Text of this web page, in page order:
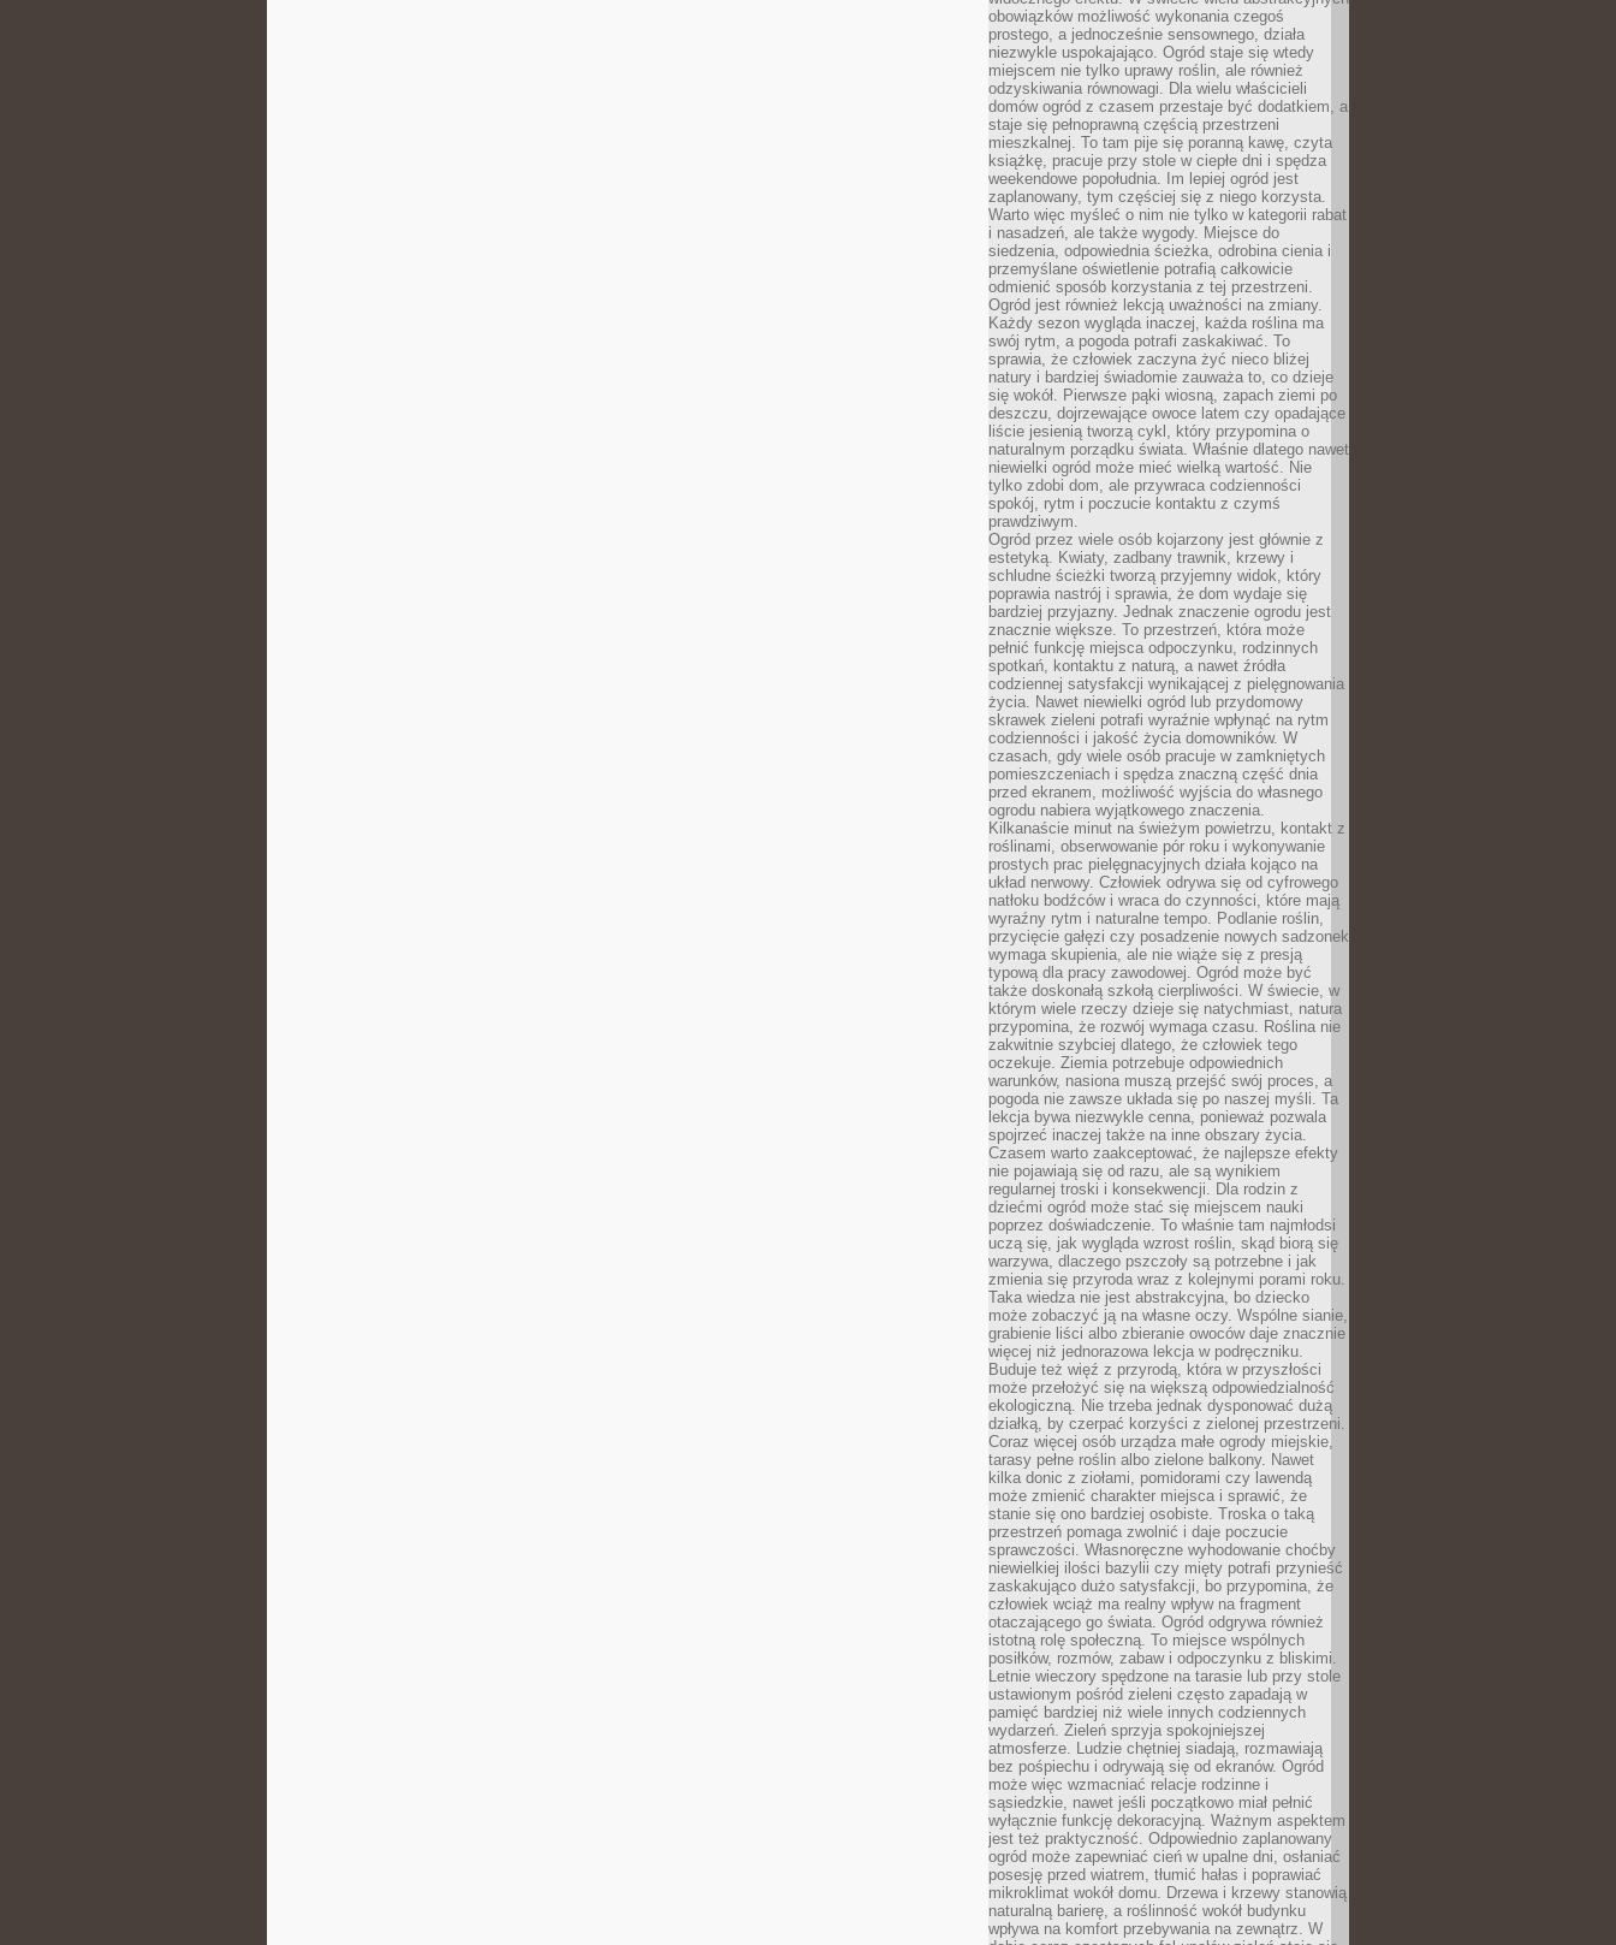
obowiązków możliwość wykonania czegoś
prostego, a jednocześnie sensownego, działa
niezwykle uspokajająco. Ogród staje się wtedy
miejscem nie tylko uprawy roślin, ale również
odzyskiwania równowagi. Dla wielu właścicieli
domów ogród z czasem przestaje być dodatkiem, a
staje się pełnoprawną częścią przestrzeni
mieszkalnej. To tam pije się poranną kawę, czyta
książkę, pracuje przy stole w ciepłe dni i spędza
weekendowe popołudnia. Im lepiej ogród jest
zaplanowany, tym częściej się z niego korzysta.
Warto więc myśleć o nim nie tylko w kategorii rabat
i nasadzeń, ale także wygody. Miejsce do
siedzenia, odpowiednia ścieżka, odrobina cienia i
przemyślane oświetlenie potrafią całkowicie
odmienić sposób korzystania z tej przestrzeni.
Ogród jest również lekcją uważności na zmiany.
Każdy sezon wygląda inaczej, każda roślina ma
swój rytm, a pogoda potrafi zaskakiwać. To
sprawia, że człowiek zaczyna żyć nieco bliżej
natury i bardziej świadomie zauważa to, co dzieje
się wokół. Pierwsze pąki wiosną, zapach ziemi po
deszczu, dojrzewające owoce latem czy opadające
liście jesienią tworzą cykl, który przypomina o
naturalnym porządku świata. Właśnie dlatego nawet
niewielki ogród może mieć wielką wartość. Nie
tylko zdobi dom, ale przywraca codzienności
spokój, rytm i poczucie kontaktu z czymś
prawdziwym.
Ogród przez wiele osób kojarzony jest głównie z
estetyką. Kwiaty, zadbany trawnik, krzewy i
schludne ścieżki tworzą przyjemny widok, który
poprawia nastrój i sprawia, że dom wydaje się
bardziej przyjazny. Jednak znaczenie ogrodu jest
znacznie większe. To przestrzeń, która może
pełnić funkcję miejsca odpoczynku, rodzinnych
spotkań, kontaktu z naturą, a nawet źródła
codziennej satysfakcji wynikającej z pielęgnowania
życia. Nawet niewielki ogród lub przydomowy
skrawek zieleni potrafi wyraźnie wpłynąć na rytm
codzienności i jakość życia domowników. W
czasach, gdy wiele osób pracuje w zamkniętych
pomieszczeniach i spędza znaczną część dnia
przed ekranem, możliwość wyjścia do własnego
ogrodu nabiera wyjątkowego znaczenia.
Kilkanaście minut na świeżym powietrzu, kontakt z
roślinami, obserwowanie pór roku i wykonywanie
prostych prac pielęgnacyjnych działa kojąco na
układ nerwowy. Człowiek odrywa się od cyfrowego
natłoku bodźców i wraca do czynności, które mają
wyraźny rytm i naturalne tempo. Podlanie roślin,
przycięcie gałęzi czy posadzenie nowych sadzonek
wymaga skupienia, ale nie wiąże się z presją
typową dla pracy zawodowej. Ogród może być
także doskonałą szkołą cierpliwości. W świecie, w
którym wiele rzeczy dzieje się natychmiast, natura
przypomina, że rozwój wymaga czasu. Roślina nie
zakwitnie szybciej dlatego, że człowiek tego
oczekuje. Ziemia potrzebuje odpowiednich
warunków, nasiona muszą przejść swój proces, a
pogoda nie zawsze układa się po naszej myśli. Ta
lekcja bywa niezwykle cenna, ponieważ pozwala
spojrzeć inaczej także na inne obszary życia.
Czasem warto zaakceptować, że najlepsze efekty
nie pojawiają się od razu, ale są wynikiem
regularnej troski i konsekwencji. Dla rodzin z
dziećmi ogród może stać się miejscem nauki
poprzez doświadczenie. To właśnie tam najmłodsi
uczą się, jak wygląda wzrost roślin, skąd biorą się
warzywa, dlaczego pszczoły są potrzebne i jak
zmienia się przyroda wraz z kolejnymi porami roku.
Taka wiedza nie jest abstrakcyjna, bo dziecko
może zobaczyć ją na własne oczy. Wspólne sianie,
grabienie liści albo zbieranie owoców daje znacznie
więcej niż jednorazowa lekcja w podręczniku.
Buduje też więź z przyrodą, która w przyszłości
może przełożyć się na większą odpowiedzialność
ekologiczną. Nie trzeba jednak dysponować dużą
działką, by czerpać korzyści z zielonej przestrzeni.
Coraz więcej osób urządza małe ogrody miejskie,
tarasy pełne roślin albo zielone balkony. Nawet
kilka donic z ziołami, pomidorami czy lawendą
może zmienić charakter miejsca i sprawić, że
stanie się ono bardziej osobiste. Troska o taką
przestrzeń pomaga zwolnić i daje poczucie
sprawczości. Własnoręczne wyhodowanie choćby
niewielkiej ilości bazylii czy mięty potrafi przynieść
zaskakująco dużo satysfakcji, bo przypomina, że
człowiek wciąż ma realny wpływ na fragment
otaczającego go świata. Ogród odgrywa również
istotną rolę społeczną. To miejsce wspólnych
posiłków, rozmów, zabaw i odpoczynku z bliskimi.
Letnie wieczory spędzone na tarasie lub przy stole
ustawionym pośród zieleni często zapadają w
pamięć bardziej niż wiele innych codziennych
wydarzeń. Zieleń sprzyja spokojniejszej
atmosferze. Ludzie chętniej siadają, rozmawiają
bez pośpiechu i odrywają się od ekranów. Ogród
może więc wzmacniać relacje rodzinne i
sąsiedzkie, nawet jeśli początkowo miał pełnić
wyłącznie funkcję dekoracyjną. Ważnym aspektem
jest też praktyczność. Odpowiednio zaplanowany
ogród może zapewniać cień w upalne dni, osłaniać
posesję przed wiatrem, tłumić hałas i poprawiać
mikroklimat wokół domu. Drzewa i krzewy stanowią
naturalną barierę, a roślinność wokół budynku
wpływa na komfort przebywania na zewnątrz. W